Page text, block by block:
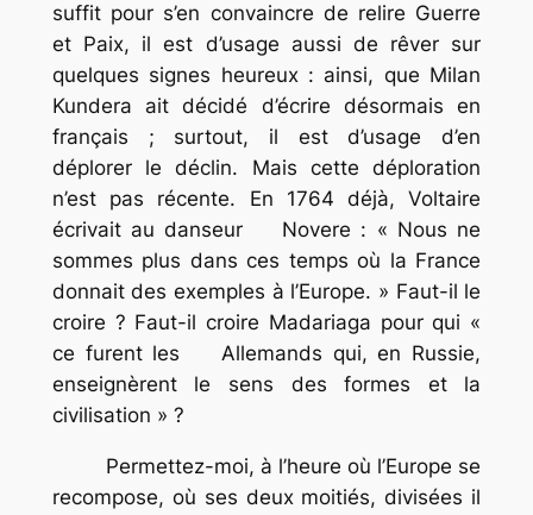
suffit pour s’en convaincre de relire Guerre
et Paix, il est d’usage aussi de rêver sur
quelques signes heureux : ainsi, que Milan
Kundera ait décidé d’écrire désormais en
français ; surtout, il est d’usage d’en
déplorer le déclin. Mais cette déploration
n’est pas récente. En 1764 déjà, Voltaire
écrivait au danseur Novere : « Nous ne
sommes plus dans ces temps où la France
donnait des exemples à l’Europe. » Faut-il le
croire ? Faut-il croire Madariaga pour qui «
ce furent les Allemands qui, en Russie,
enseignèrent le sens des formes et la
civilisation » ?
Permettez-moi, à l’heure où l’Europe se
recompose, où ses deux moitiés, divisées il